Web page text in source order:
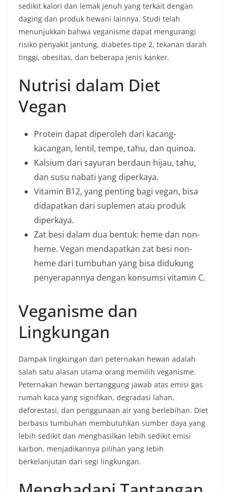
sedikit kalori dan lemak jenuh yang terkait dengan
daging dan produk hewani lainnya. Studi telah
menunjukkan bahwa veganisme dapat mengurangi
risiko penyakit jantung, diabetes tipe 2, tekanan darah
tinggi, obesitas, dan beberapa jenis kanker.
Nutrisi dalam Diet
Vegan
Protein dapat diperoleh dari kacang-
kacangan, lentil, tempe, tahu, dan quinoa.
Kalsium dari sayuran berdaun hijau, tahu,
dan susu nabati yang diperkaya.
Vitamin B12, yang penting bagi vegan, bisa
didapatkan dari suplemen atau produk
diperkaya.
Zat besi dalam dua bentuk: heme dan non-
heme. Vegan mendapatkan zat besi non-
heme dari tumbuhan yang bisa didukung
penyerapannya dengan konsumsi vitamin C.
Veganisme dan
Lingkungan
Dampak lingkungan dari peternakan hewan adalah
salah satu alasan utama orang memilih veganisme.
Peternakan hewan bertanggung jawab atas emisi gas
rumah kaca yang signifikan, degradasi lahan,
deforestasi, dan penggunaan air yang berlebihan. Diet
berbasis tumbuhan membutuhkan sumber daya yang
lebih sedikit dan menghasilkan lebih sedikit emisi
karbon, menjadikannya pilihan yang lebih
berkelanjutan dari segi lingkungan.